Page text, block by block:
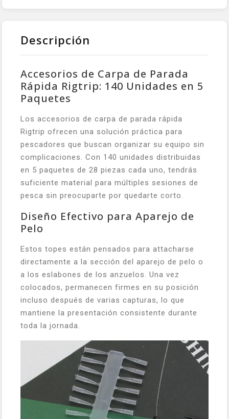
Descripción
Accesorios de Carpa de Parada
Rápida Rigtrip: 140 Unidades en 5
Paquetes
Los accesorios de carpa de parada rápida
Rigtrip ofrecen una solución práctica para
pescadores que buscan organizar su equipo sin
complicaciones. Con 140 unidades distribuidas
en 5 paquetes de 28 piezas cada uno, tendrás
suficiente material para múltiples sesiones de
pesca sin preocuparte por quedarte corto.
Diseño Efectivo para Aparejo de
Pelo
Estos topes están pensados para attacharse
directamente a la sección del aparejo de pelo o
a los eslabones de los anzuelos. Una vez
colocados, permanecen firmes en su posición
incluso después de varias capturas, lo que
mantiene la presentación consistente durante
toda la jornada.